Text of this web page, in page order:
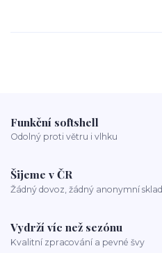
Funkční softshell
Odolný proti větru i vlhku
Šijeme v ČR
Žádný dovoz, žádný anonymní sklad
Vydrží víc než sezónu
Kvalitní zpracování a pevné švy